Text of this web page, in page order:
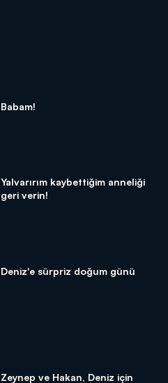
Babam!
Yalvarırım kaybettiğim anneliği
geri verin!
Deniz'e sürpriz doğum günü
Zeynep ve Hakan, Deniz için